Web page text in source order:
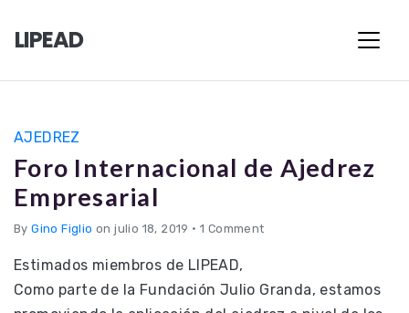
LIPEAD
AJEDREZ
Foro Internacional de Ajedrez
Empresarial
ByGino Figlio on julio 18, 2019 • 1 Comment
Estimados miembros de LIPEAD,
Como parte de la Fundación Julio Granda, estamos